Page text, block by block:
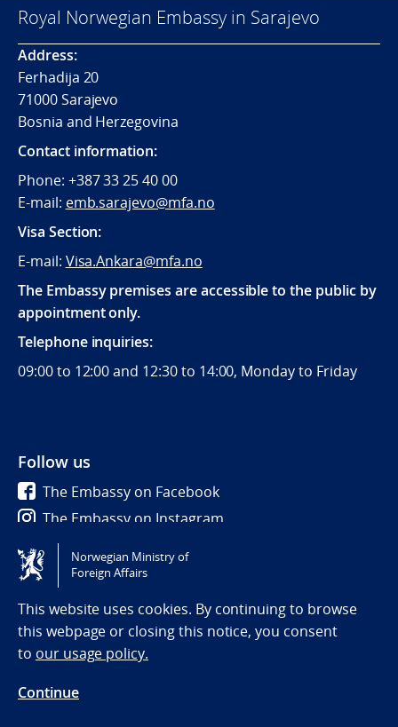
Royal Norwegian Embassy in Sarajevo
Address:
Ferhadija 20
71000 Sarajevo
Bosnia and Herzegovina
Contact information:
Phone: +387 33 25 40 00
E-mail: emb.sarajevo@mfa.no
Visa Section:
E-mail: Visa.Ankara@mfa.no
The Embassy premises are accessible to the public by
appointment only.
Telephone inquiries:
09:00 to 12:00 and 12:30 to 14:00, Monday to Friday
Follow us
The Embassy on Facebook
The Embassy on Instagram
Tilgjengelighetserklæring / Accessibility statement
(NO)
Norwegian Ministry of
Foreign Affairs
This website uses cookies. By continuing to browse
this webpage or closing this notice, you consent
to our usage policy.
Continue